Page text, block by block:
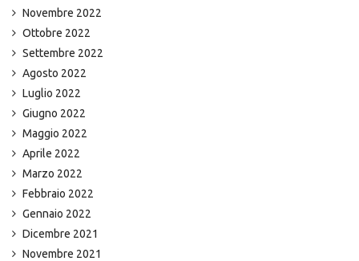
Novembre 2022
Ottobre 2022
Settembre 2022
Agosto 2022
Luglio 2022
Giugno 2022
Maggio 2022
Aprile 2022
Marzo 2022
Febbraio 2022
Gennaio 2022
Dicembre 2021
Novembre 2021